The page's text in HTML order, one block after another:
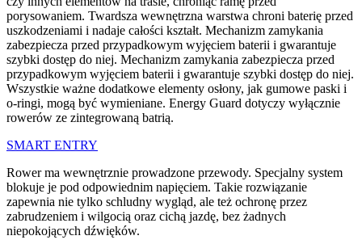
porysowaniem. Twardsza wewnętrzna warstwa chroni baterię przed
uszkodzeniami i nadaje całości kształt. Mechanizm zamykania
zabezpiecza przed przypadkowym wyjęciem baterii i gwarantuje
szybki dostęp do niej. Mechanizm zamykania zabezpiecza przed
przypadkowym wyjęciem baterii i gwarantuje szybki dostęp do niej.
Wszystkie ważne dodatkowe elementy osłony, jak gumowe paski i
o-ringi, mogą być wymieniane. Energy Guard dotyczy wyłącznie
rowerów ze zintegrowaną batrią.
SMART ENTRY
Rower ma wewnętrznie prowadzone przewody. Specjalny system
blokuje je pod odpowiednim napięciem. Takie rozwiązanie
zapewnia nie tylko schludny wygląd, ale też ochronę przez
zabrudzeniem i wilgocią oraz cichą jazdę, bez żadnych
niepokojących dźwięków.